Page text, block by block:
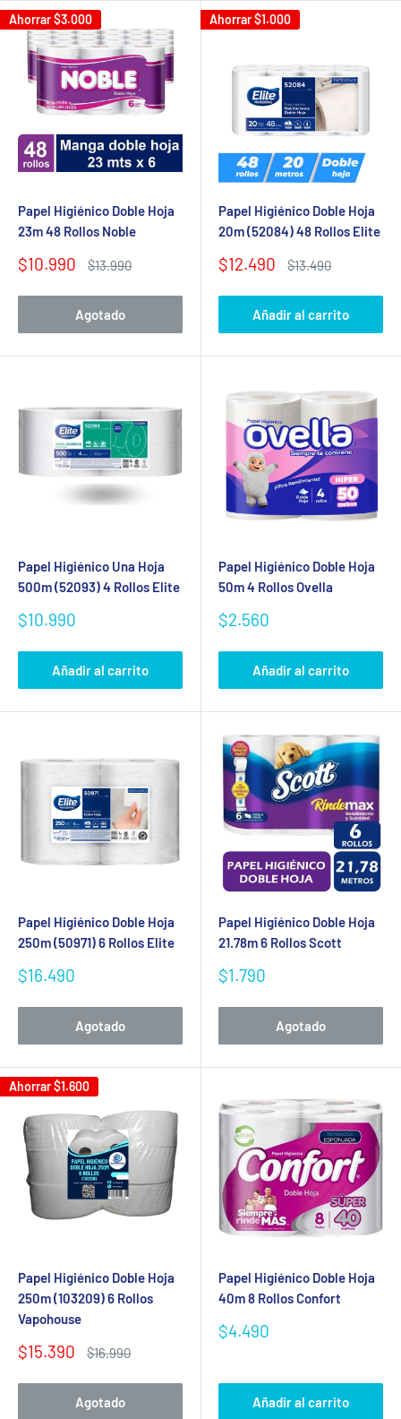
Ahorrar$3.000
Papel Higiénico Doble Hoja
23m 48 Rollos Noble
Precio
venta
$10.990
Precio
$13.990
Agotado
Ahorrar$1.000
Papel Higiénico Doble Hoja
20m (52084) 48 Rollos Elite
Precio
venta
$12.490
Precio
$13.490
Añadir al carrito
Papel Higiénico Una Hoja
500m (52093) 4 Rollos Elite
Precio
venta
$10.990
Añadir al carrito
Papel Higiénico Doble Hoja
50m 4 Rollos Ovella
Precio
venta
$2.560
Añadir al carrito
Papel Higiénico Doble Hoja
250m (50971) 6 Rollos Elite
Precio
venta
$16.490
Agotado
Papel Higiénico Doble Hoja
21.78m 6 Rollos Scott
Precio
venta
$1.790
Agotado
Ahorrar$1.600
Papel Higiénico Doble Hoja
250m (103209) 6 Rollos
Vapohouse
Precio
venta
$15.390
Precio
$16.990
Agotado
Papel Higiénico Doble Hoja
40m 8 Rollos Confort
Precio
$4.490
Añadir al carrito